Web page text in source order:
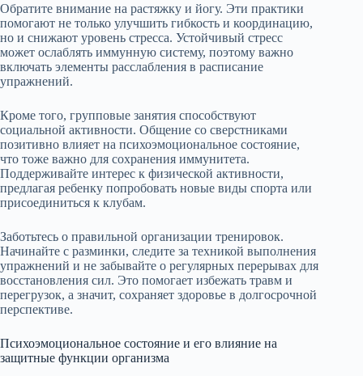
Обратите внимание на растяжку и йогу. Эти практики
помогают не только улучшить гибкость и координацию,
но и снижают уровень стресса. Устойчивый стресc
может ослаблять иммунную систему, поэтому важно
включать элементы расслабления в расписание
упражнений.
Кроме того, групповые занятия способствуют
социальной активности. Общение со сверстниками
позитивно влияет на психоэмоциональное состояние,
что тоже важно для сохранения иммунитета.
Поддерживайте интерес к физической активности,
предлагая ребенку попробовать новые виды спорта или
присоединиться к клубам.
Заботьтесь о правильной организации тренировок.
Начинайте с разминки, следите за техникой выполнения
упражнений и не забывайте о регулярных перерывах для
восстановления сил. Это помогает избежать травм и
перегрузок, а значит, сохраняет здоровье в долгосрочной
перспективе.
Психоэмоциональное состояние и его влияние на
защитные функции организма